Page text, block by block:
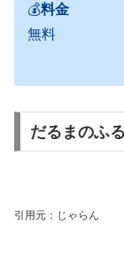
💰料金
無料
だるまのふ
引用元：じゃらん